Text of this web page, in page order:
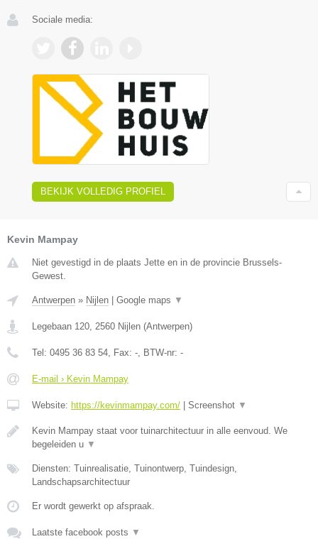
Sociale media:
BEKIJK VOLLEDIG PROFIEL
Kevin Mampay
Niet gevestigd in de plaats Jette en in de provincie Brussels-
Gewest.
Antwerpen » Nijlen Google maps ▼
Legebaan 120, 2560 Nijlen (Antwerpen)
Tel: 0495 36 83 54, Fax: -, BTW-nr: -
E-mail › Kevin Mampay
Website: https://kevinmampay.com/ Screenshot ▼
Kevin Mampay staat voor tuinarchitectuur in alle eenvoud. We
begeleiden u ▼
Diensten: Tuinrealisatie, Tuinontwerp, Tuindesign,
Landschapsarchitectuur
Er wordt gewerkt op afspraak.
Laatste facebook posts ▼